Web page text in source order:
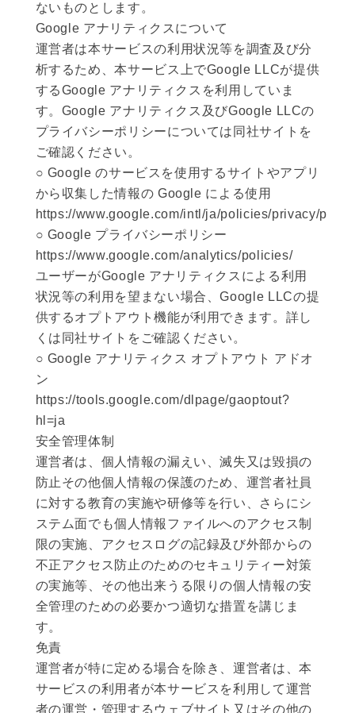
ないものとします。
Google アナリティクスについて
運営者は本サービスの利用状況等を調査及び分
析するため、本サービス上でGoogle LLCが提供
するGoogle アナリティクスを利用していま
す。Google アナリティクス及びGoogle LLCの
プライバシーポリシーについては同社サイトを
ご確認ください。
○ Google のサービスを使用するサイトやアプリ
から収集した情報の Google による使用
https://www.google.com/intl/ja/policies/privacy/
○ Google プライバシーポリシー
https://www.google.com/analytics/policies/
ユーザーがGoogle アナリティクスによる利用
状況等の利用を望まない場合、Google LLCの提
供するオプトアウト機能が利用できます。詳し
くは同社サイトをご確認ください。
○ Google アナリティクス オプトアウト アドオ
ン
https://tools.google.com/dlpage/gaoptout?
hl=ja
安全管理体制
運営者は、個人情報の漏えい、滅失又は毀損の
防止その他個人情報の保護のため、運営者社員
に対する教育の実施や研修等を行い、さらにシ
ステム面でも個人情報ファイルへのアクセス制
限の実施、アクセスログの記録及び外部からの
不正アクセス防止のためのセキュリティー対策
の実施等、その他出来うる限りの個人情報の安
全管理のための必要かつ適切な措置を講じま
す。
免責
運営者が特に定める場合を除き、運営者は、本
サービスの利用者が本サービスを利用して運営
者の運営・管理するウェブサイト又はその他の